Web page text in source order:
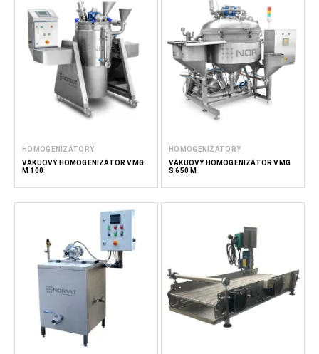
HOMOGENIZÁTORY
VÁKUOVÝ HOMOGENIZÁTOR VMG
M 100
HOMOGENIZÁTORY
VÁKUOVÝ HOMOGENIZÁTOR VMG
S 650 M